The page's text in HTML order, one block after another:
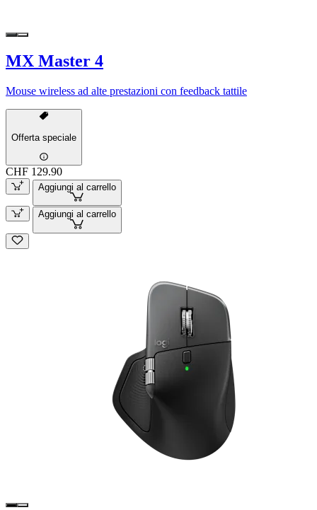
MX Master 4
Mouse wireless ad alte prestazioni con feedback tattile
Offerta speciale
CHF 129.90
Aggiungi al carrello
Aggiungi al carrello